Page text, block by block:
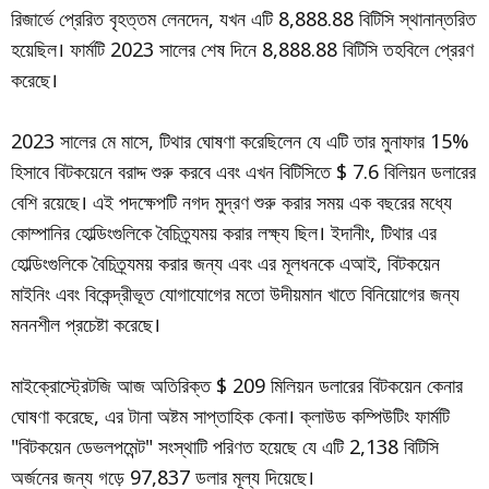
রিজার্ভে প্রেরিত বৃহত্তম লেনদেন, যখন এটি 8,888.88 বিটিসি স্থানান্তরিত
হয়েছিল। ফার্মটি 2023 সালের শেষ দিনে 8,888.88 বিটিসি তহবিলে প্রেরণ
করেছে।
2023 সালের মে মাসে, টিথার ঘোষণা করেছিলেন যে এটি তার মুনাফার 15%
হিসাবে বিটকয়েনে বরাদ্দ শুরু করবে এবং এখন বিটিসিতে $ 7.6 বিলিয়ন ডলারের
বেশি রয়েছে। এই পদক্ষেপটি নগদ মুদ্রণ শুরু করার সময় এক বছরের মধ্যে
কোম্পানির হোল্ডিংগুলিকে বৈচিত্র্যময় করার লক্ষ্য ছিল। ইদানীং, টিথার এর
হোল্ডিংগুলিকে বৈচিত্র্যময় করার জন্য এবং এর মূলধনকে এআই, বিটকয়েন
মাইনিং এবং বিকেন্দ্রীভূত যোগাযোগের মতো উদীয়মান খাতে বিনিয়োগের জন্য
মননশীল প্রচেষ্টা করেছে।
মাইক্রোস্ট্রেটজি আজ অতিরিক্ত $ 209 মিলিয়ন ডলারের বিটকয়েন কেনার
ঘোষণা করেছে, এর টানা অষ্টম সাপ্তাহিক কেনা। ক্লাউড কম্পিউটিং ফার্মটি
"বিটকয়েন ডেভলপমেন্ট" সংস্থাটি পরিণত হয়েছে যে এটি 2,138 বিটিসি
অর্জনের জন্য গড়ে 97,837 ডলার মূল্য দিয়েছে।